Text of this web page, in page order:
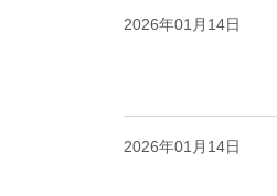
2026年01月14日
2026年01月14日